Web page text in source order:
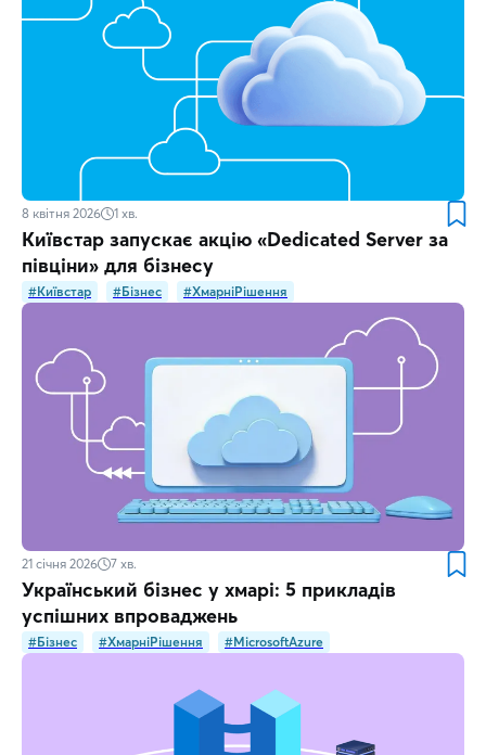
8 квітня 2026 1 хв.
Київстар запускає акцію «Dedicated Server за
півціни» для бізнесу
#Київстар #Бізнес #ХмарніРішення
21 січня 2026 7 хв.
Український бізнес у хмарі: 5 прикладів
успішних впроваджень
#Бізнес #ХмарніРішення #MicrosoftAzure